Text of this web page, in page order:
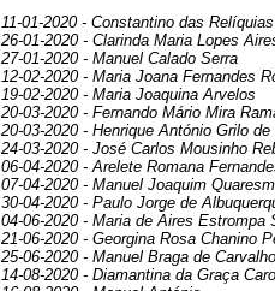
11-01-2020 - Constantino das
26-01-2020 - Clarinda Maria Lopes
27-01-2020 - Manuel Calado Serra
12-02-2020 - Maria Joana Fernandes
19-02-2020 - Maria Joaquina Arvelos
20-03-2020 - Fernando Mário Mira
20-03-2020 - Henrique António Grilo de
24-03-2020 - José Carlos Mousinho
06-04-2020 - Arelete Romana
07-04-2020 - Manuel Joaquim
30-04-2020 - Paulo Jorge de
04-06-2020 - Maria de Aires Estrompa
21-06-2020 - Georgina Rosa Chanino
25-06-2020 - Manuel Braga de Carvalho
14-08-2020 - Diamantina da Graça